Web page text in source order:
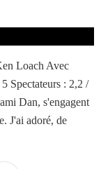
Loach Avec
Spectateurs : 2,2 /
Dan, s'engagent
J'ai adoré, de